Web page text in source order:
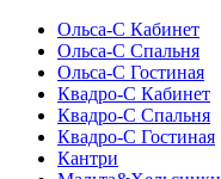
Ольса-С Кабинет
Ольса-С Спальня
Ольса-С Гостиная
Квадро-С Кабинет
Квадро-С Спальня
Квадро-С Гостиная
Кантри